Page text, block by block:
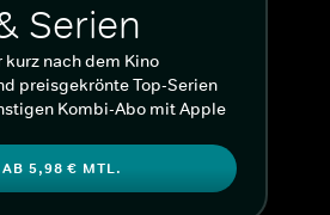
Serien
nach dem Kino
preisgekrönte Top-Serien
Kombi-Abo mit Apple
AB 5,98 € MTL.